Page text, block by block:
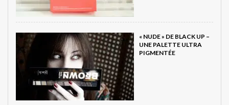
« NUDE » DE BLACK UP –
UNE PALETTE ULTRA
PIGMENTÉE